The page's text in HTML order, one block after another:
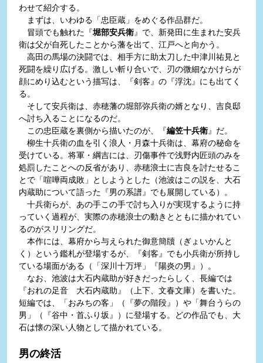
わせて紹介する。
まずは、いわゆる「忠臣蔵」をめぐる作品群だ。
冒頭でも触れた『堀部安兵衛』で、新発田に生まれた安兵
衛は父が自死したことから藩を出て、江戸へと向かう。
高田の馬場の決闘では、相手方に助太刀した中津川祐見と
死闘を繰り広げる。激しい斬り合いで、刃の微細なかけらが
顔にめり込むという描写は、『剣客』の『浮沈』にも出てく
る。
そして安兵衛は、赤穂藩の堀部弥兵衛の婿となり、吉良邸
へ討ち入ることになるのだ。
この忠臣蔵を裏側から描いたのが、『編笠十兵衛』だ。
柳生十兵衛の血を引く浪人・月森十兵衛は、幕府の秘命を
受けている。将軍・綱吉には、刃傷事件で浅野内匠頭のみを
処罰したことへの反省があり、赤穂浪士に吉良を討たせるこ
とで「喧嘩両成敗」としようとした（池波はこの説を、大石
内蔵助について語った『男の系譜』でも展開している）。
十兵衛らが、あの手この手で討ち入りが実現するように持
っていく過程が、実際の赤穂浪士の動きとともに描かれてい
るのがスリリングだ。
本作には、幕府から与えられた御意簡牘（ぎょいかんと
く）という鑑札が登場するが、『剣客』でも小兵衛が所持し
ている場面がある（「深川十万坪」『陽炎の男』）。
なお、池波は大石内蔵助が好きだったらしく、長編では
『おれの足音 大石内蔵助』（上下、文春文庫）を書いた。
短編では、「おみちの客」（『夢の階段』）や「舞台うらの
男」（『谷中・首ふり坂』）に登場する。どの作品でも、大
石は懐の深い人物として描かれている。
男の終活